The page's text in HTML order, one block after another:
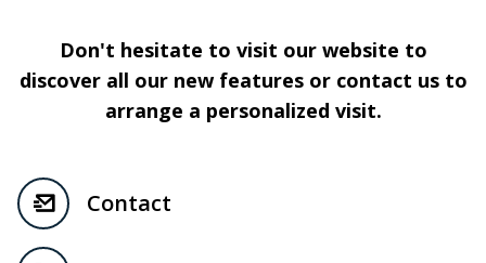
Don't hesitate to visit our website to
discover all our new features or contact us to
arrange a personalized visit.
Contact